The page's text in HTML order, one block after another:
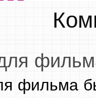
фильма